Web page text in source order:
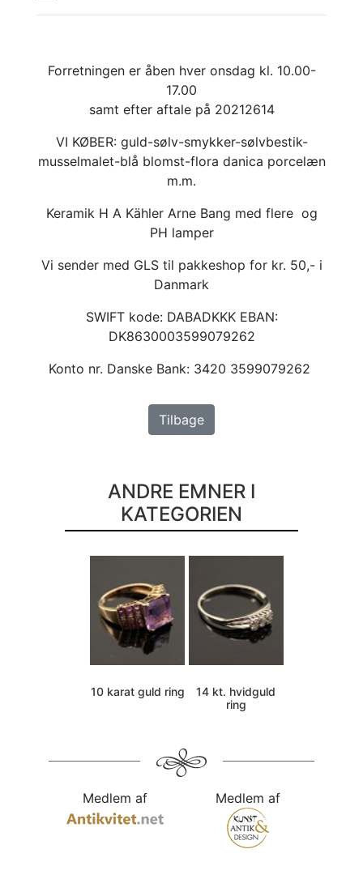
Forretningen er åben hver onsdag kl. 10.00-
17.00
samt efter aftale på 20212614
VI KØBER: guld-sølv-smykker-sølvbestik-
musselmalet-blå blomst-flora danica porcelæn
m.m.
Keramik H A Kähler Arne Bang med flere og
PH lamper
Vi sender med GLS til pakkeshop for kr. 50,- i
Danmark
SWIFT kode: DABADKKK EBAN:
DK8630003599079262
Konto nr. Danske Bank: 3420 3599079262
Tilbage
ANDRE EMNER I
KATEGORIEN
10 karat guld ring
14 kt. hvidguld
ring
Medlem af Medlem af